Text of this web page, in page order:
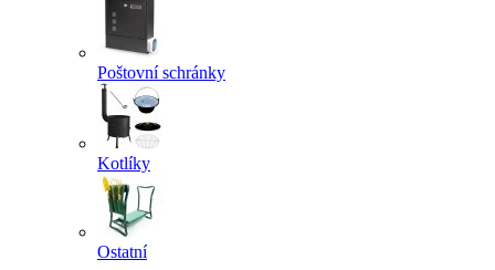
Poštovní schránky
Kotlíky
Ostatní